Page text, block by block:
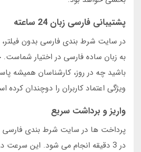
پشتیبانی فارسی زبان 24 ساعته
به زبان ساده فارسی در اختیار
باشید چه در روز، کارشناسان همیشه
ویژگی اعتماد کاربران را دوچندان کرده
واریز و برداشت سریع
پرداخت ها در سایت شرط بندی فارسی
در 3 دقیقه انجام می شود. این سرعت